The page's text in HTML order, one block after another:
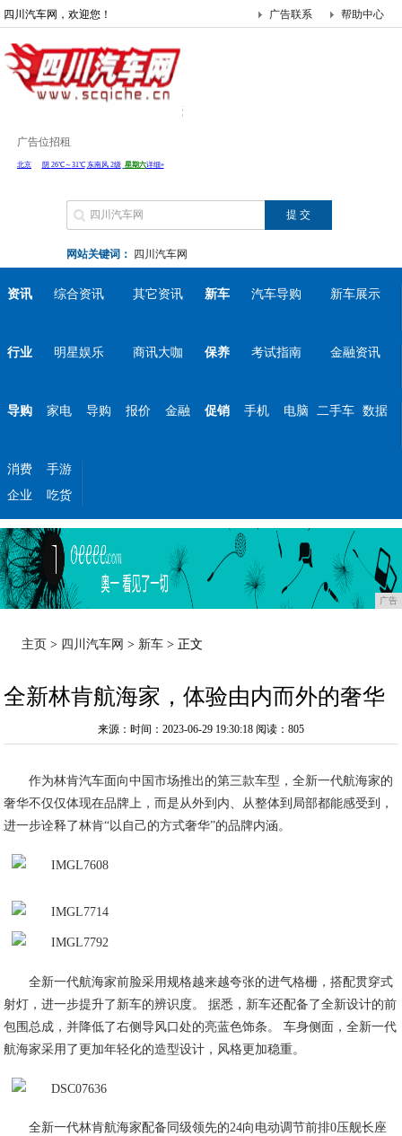
四川汽车网，欢迎您！ 帮助中心
广告联系
广告位招租
网站关键词： 四川汽车网
资讯 综合资讯 其它资讯 新车 汽车导购 新车展示
行业 明星娱乐 商讯大咖 保养 考试指南 金融资讯
导购 家电 导购 报价 金融 促销 手机 电脑 二手车 数据
消费
手游
企业
吃货
广告
主页 > 四川汽车网 > 新车 > 正文
全新林肯航海家，体验由内而外的奢华
来源：时间：2023-06-29 19:30:18 阅读：805
作为林肯汽车面向中国市场推出的第三款车型，全新一代航海家的
奢华不仅仅体现在品牌上，而是从外到内、从整体到局部都能感受到，
进一步诠释了林肯“以自己的方式奢华”的品牌内涵。
全新一代航海家前脸采用规格越来越夸张的进气格栅，搭配贯穿式
射灯，进一步提升了新车的辨识度。 据悉，新车还配备了全新设计的前
包围总成，并降低了右侧导风口处的亮蓝色饰条。 车身侧面，全新一代
航海家采用了更加年轻化的造型设计，风格更加稳重。
全新一代林肯航海家配备同级领先的24向电动调节前排0压舰长座